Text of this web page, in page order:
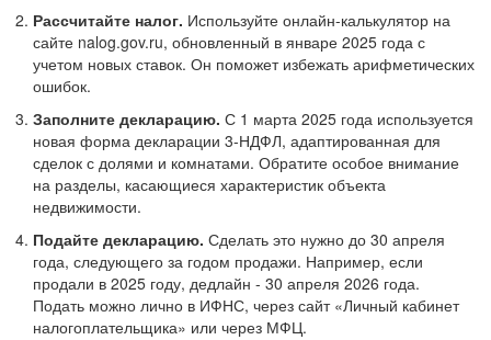
Рассчитайте налог. Используйте онлайн-калькулятор на
сайте nalog.gov.ru, обновленный в январе 2025 года с
учетом новых ставок. Он поможет избежать арифметических
ошибок.
Заполните декларацию. С 1 марта 2025 года используется
новая форма декларации 3-НДФЛ, адаптированная для
сделок с долями и комнатами. Обратите особое внимание
на разделы, касающиеся характеристик объекта
недвижимости.
Подайте декларацию. Сделать это нужно до 30 апреля
года, следующего за годом продажи. Например, если
продали в 2025 году, дедлайн - 30 апреля 2026 года.
Подать можно лично в ИФНС, через сайт «Личный кабинет
налогоплательщика» или через МФЦ.